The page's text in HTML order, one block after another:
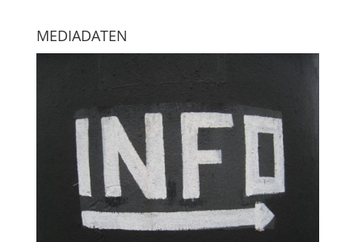
MEDIADATEN